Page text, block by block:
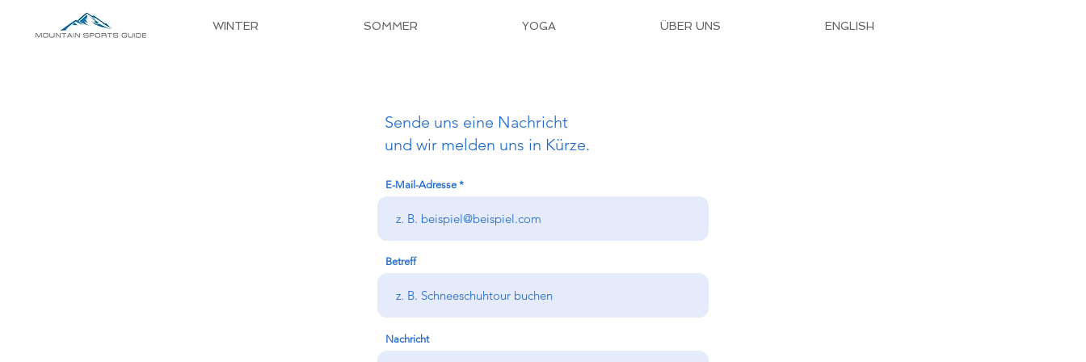
WINTER SOMMER YOGA ÜBER UNS ENGLISH
Sende uns eine Nachricht
und wir melden uns in Kürze.
E-Mail-Adresse
Betreff
Nachricht